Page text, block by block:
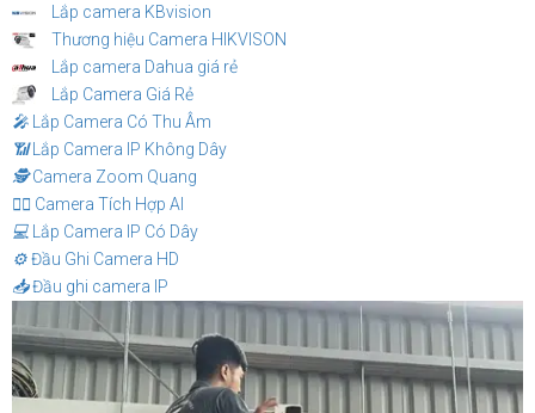
Lắp camera KBvision
Thương hiệu Camera HIKVISON
Lắp camera Dahua giá rẻ
Lắp Camera Giá Rẻ
️🎤️ Lắp Camera Có Thu Âm
📶Lắp Camera IP Không Dây
🕵️Camera Zoom Quang
🧛‍♀️ Camera Tích Hợp AI
💻 Lắp Camera IP Có Dây
⚙️Đầu Ghi Camera HD
📥Đầu ghi camera IP